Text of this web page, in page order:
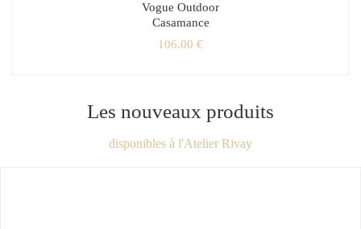
Vogue Outdoor
Casamance
106.00 €
Les nouveaux produits
disponibles à l'Atelier Rivay